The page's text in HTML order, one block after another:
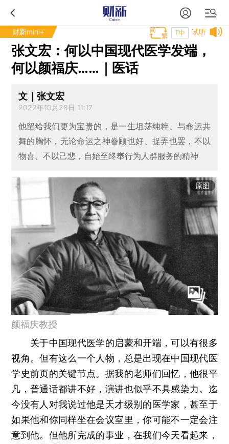
财新mini+ 试听
T中
张文宏：何以中国现代医学发端，
何以颜福庆……｜医话
文｜张文宏
2022年10月28日 11:17
他留给我们更为宝贵的，是一生坦荡纯粹、与命运共
舞的胸怀，无论命运之神眷顾也好、捉弄也罢，不以
物喜、不以己悲，自始至终奉行为人群服务的精神
原图
颜福庆教授
关于中国现代医学的启蒙和开端，可以有很多
视角。但有这么一个人物，总是出现在中国现代医
学史前页的关键节点。据我的老师们回忆，他很平
凡，普通话都讲不好，演讲也似乎不具感染力。迄
今没有人对我说过他是天才级别的医学家，甚至于
如果他和你同样坐在会议室里，你可能不一定会注
意到他。但他所完成的事业，在我们今天看起来，